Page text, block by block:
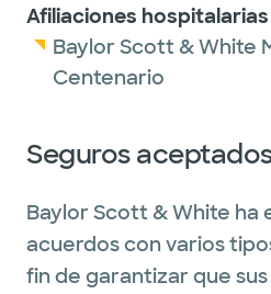
Afiliaciones hospitalarias
Baylor Scott & White
Centenario
Seguros
Baylor Scott & White ha
acuerdos con varios
fin de garantizar que